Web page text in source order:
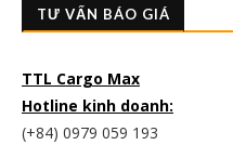
TƯ VẤN BÁO GIÁ
TTL Cargo Max
Hotline kinh doanh:
(+84) 0979 059 193